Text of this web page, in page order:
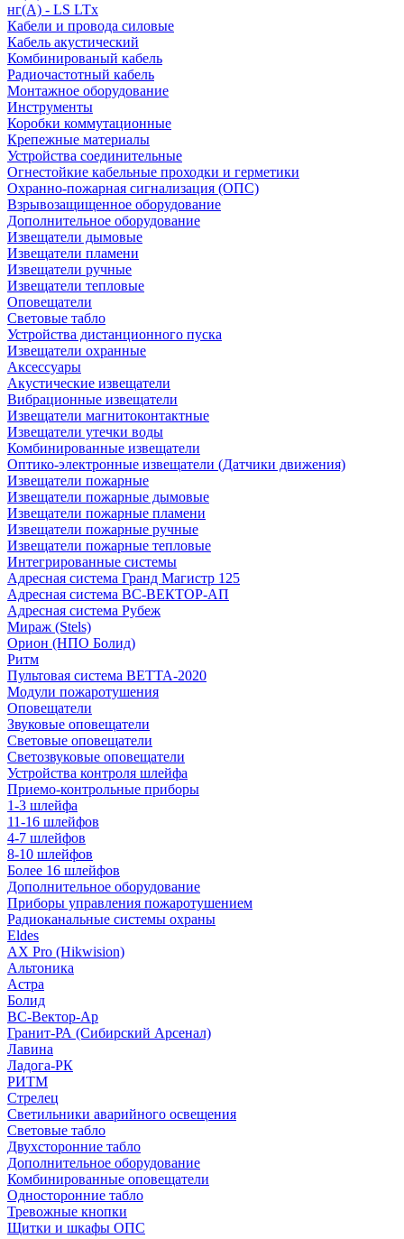
нг(А) - LS LTx
Кабели и провода силовые
Кабель акустический
Комбинированый кабель
Радиочастотный кабель
Монтажное оборудование
Инструменты
Коробки коммутационные
Крепежные материалы
Устройства соединительные
Огнестойкие кабельные проходки и герметики
Охранно-пожарная сигнализация (ОПС)
Взрывозащищенное оборудование
Дополнительное оборудование
Извещатели дымовые
Извещатели пламени
Извещатели ручные
Извещатели тепловые
Оповещатели
Световые табло
Устройства дистанционного пуска
Извещатели охранные
Аксессуары
Акустические извещатели
Вибрационные извещатели
Извещатели магнитоконтактные
Извещатели утечки воды
Комбинированные извещатели
Оптико-электронные извещатели (Датчики движения)
Извещатели пожарные
Извещатели пожарные дымовые
Извещатели пожарные пламени
Извещатели пожарные ручные
Извещатели пожарные тепловые
Интегрированные системы
Адресная система Гранд Магистр 125
Адресная система ВС-ВЕКТОР-АП
Адресная система Рубеж
Мираж (Stels)
Орион (НПО Болид)
Ритм
Пультовая система ВЕТТА-2020
Модули пожаротушения
Оповещатели
Звуковые оповещатели
Световые оповещатели
Светозвуковые оповещатели
Устройства контроля шлейфа
Приемо-контрольные приборы
1-3 шлейфа
11-16 шлейфов
4-7 шлейфов
8-10 шлейфов
Более 16 шлейфов
Дополнительное оборудование
Приборы управления пожаротушением
Радиоканальные системы охраны
Eldes
AX Pro (Hikwision)
Альтоника
Астра
Болид
ВС-Вектор-Ар
Гранит-РА (Сибирский Арсенал)
Лавина
Ладога-РК
РИТМ
Стрелец
Светильники аварийного освещения
Световые табло
Двухсторонние табло
Дополнительное оборудование
Комбинированные оповещатели
Односторонние табло
Тревожные кнопки
Щитки и шкафы ОПС